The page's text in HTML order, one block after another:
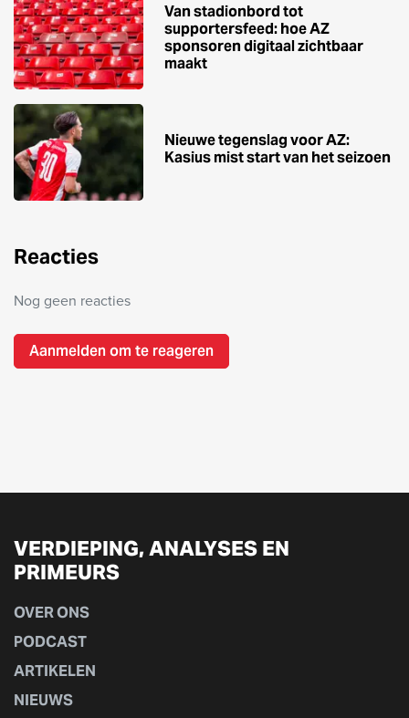
Van stadionbord tot
supportersfeed: hoe AZ
sponsoren digitaal zichtbaar
maakt
Nieuwe tegenslag voor AZ:
Kasius mist start van het seizoen
Reacties
Nog geen reacties
Aanmelden om te reageren
VERDIEPING, ANALYSES EN
PRIMEURS
OVER ONS
PODCAST
ARTIKELEN
NIEUWS